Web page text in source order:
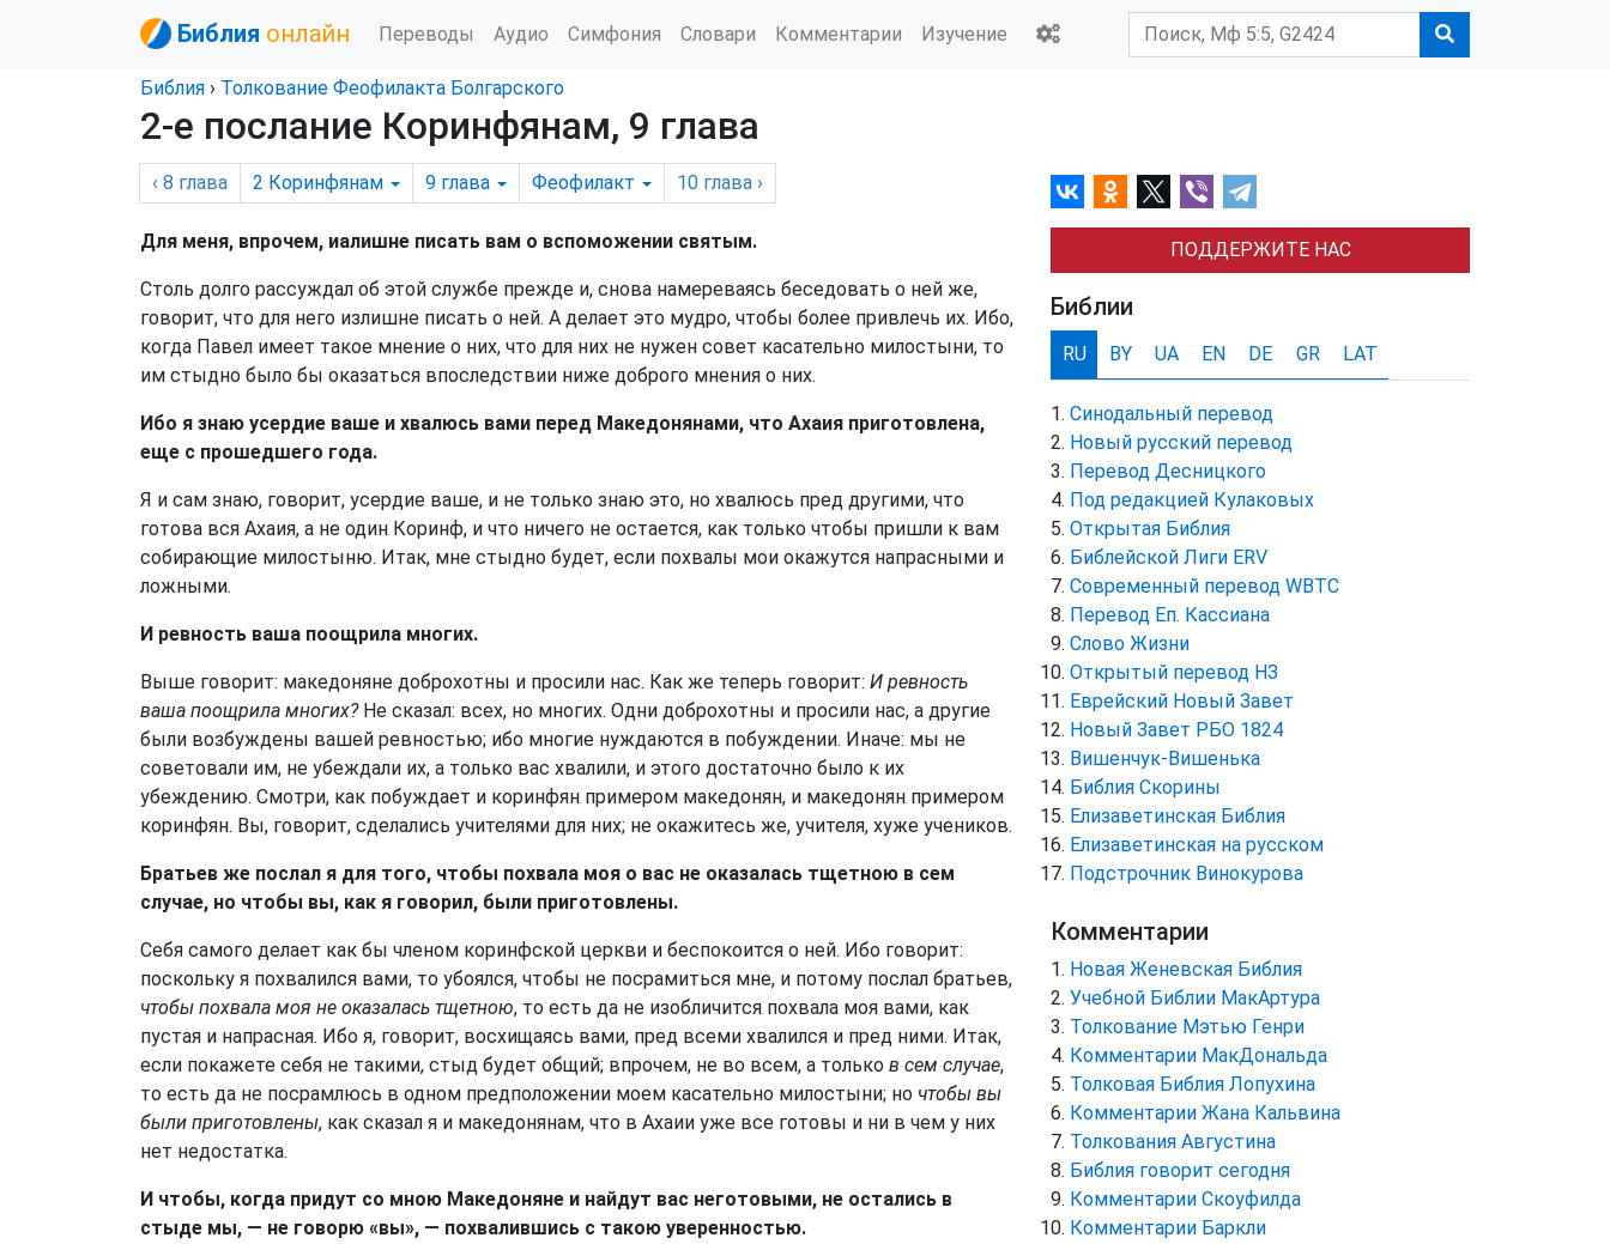
Библия онлайн Переводы Аудио Симфония Словари Комментарии Изучение
Библия › Толкование Феофилакта Болгарского
2-е послание Коринфянам, 9 глава
‹ 8 глава 2 Коринфянам 9 глава Феофилакт 10 глава ›
Для меня, впрочем, иалишне писать вам о вспоможении святым.
Столь долго рассуждал об этой службе прежде и, снова намереваясь беседовать о ней же,
говорит, что для него излишне писать о ней. А делает это мудро, чтобы более привлечь их. Ибо,
когда Павел имеет такое мнение о них, что для них не нужен совет касательно милостыни, то
им стыдно было бы оказаться впоследствии ниже доброго мнения о них.
Ибо я знаю усердие ваше и хвалюсь вами перед Македонянами, что Ахаия приготовлена,
еще с прошедшего года.
Я и сам знаю, говорит, усердие ваше, и не только знаю это, но хвалюсь пред другими, что
готова вся Ахаия, а не один Коринф, и что ничего не остается, как только чтобы пришли к вам
собирающие милостыню. Итак, мне стыдно будет, если похвалы мои окажутся напрасными и
ложными.
И ревность ваша поощрила многих.
Выше говорит: македоняне доброхотны и просили нас. Как же теперь говорит: И ревность
ваша поощрила многих?Не сказал: всех, но многих. Одни доброхотны и просили нас, а другие
были возбуждены вашей ревностью; ибо многие нуждаются в побуждении. Иначе: мы не
советовали им, не убеждали их, а только вас хвалили, и этого достаточно было к их
убеждению. Смотри, как побуждает и коринфян примером македонян, и македонян примером
коринфян. Вы, говорит, сделались учителями для них; не окажитесь же, учителя, хуже учеников.
Братьев же послал я для того, чтобы похвала моя о вас не оказалась тщетною в сем
случае, но чтобы вы, как я говорил, были приготовлены.
Себя самого делает как бы членом коринфской церкви и беспокоится о ней. Ибо говорит:
поскольку я похвалился вами, то убоялся, чтобы не посрамиться мне, и потому послал братьев,
чтобы похвала моя не оказалась тщетною, то есть да не изобличится похвала моя вами, как
пустая и напрасная. Ибо я, говорит, восхищаясь вами, пред всеми хвалился и пред ними. Итак,
если покажете себя не такими, стыд будет общий; впрочем, не во всем, а только в сем случае,
то есть да не посрамлюсь в одном предположении моем касательно милостыни; но чтобы вы
были приготовлены, как сказал я и македонянам, что в Ахаии уже все готовы и ни в чем у них
нет недостатка.
И чтобы, когда придут со мною Македоняне и найдут вас неготовыми, не остались в
стыде мы, — не говорю «вы», — похвалившись с такою уверенностью.
ПОДДЕРЖИТЕ НАС
Библии
RU BY UA EN DE GR LAT
Синодальный перевод
Новый русский перевод
Перевод Десницкого
Под редакцией Кулаковых
Открытая Библия
Библейской Лиги ERV
Cовременный перевод WBTC
Перевод Еп. Кассиана
Слово Жизни
Открытый перевод НЗ
Еврейский Новый Завет
Новый Завет РБО 1824
Вишенчук-Вишенька
Библия Скорины
Елизаветинская Библия
Елизаветинская на русском
Подстрочник Винокурова
Комментарии
Новая Женевская Библия
Учебной Библии МакАртура
Толкование Мэтью Генри
Комментарии МакДональда
Толковая Библия Лопухина
Комментарии Жана Кальвина
Толкования Августина
Библия говорит сегодня
Комментарии Скоуфилда
Комментарии Баркли